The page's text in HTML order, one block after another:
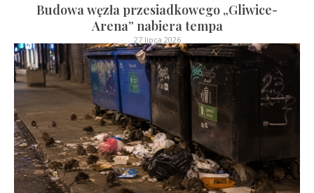
Budowa węzła przesiadkowego „Gliwice-
Arena” nabiera tempa
27 lipca 2026